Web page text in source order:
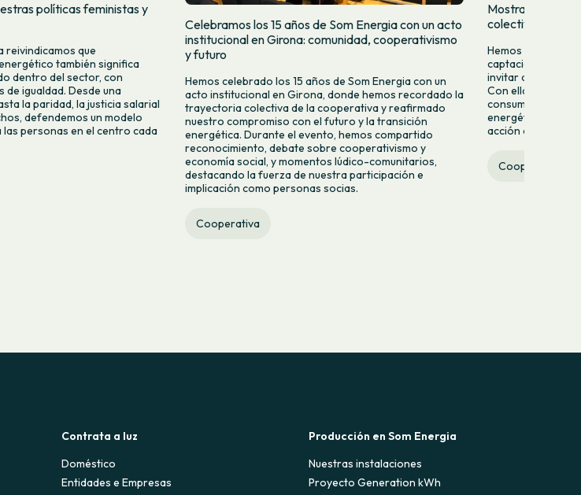
políticas feministas y
reivindicamos que
también significa
dentro del sector, con
de igualdad. Desde una
la paridad, la justicia salarial
defendemos un modelo
personas en el centro cada
Celebramos los 15 años de Som Energia con un acto
institucional en Girona: comunidad, cooperativismo
y futuro
Hemos celebrado los 15 años de Som Energia con un
acto institucional en Girona, donde hemos recordado la
trayectoria colectiva de la cooperativa y reafirmado
nuestro compromiso con el futuro y la transición
energética. Durante el evento, hemos compartido
reconocimiento, debate sobre cooperativismo y
economía social, y momentos lúdico-comunitarios,
destacando la fuerza de nuestra participación e
implicación como personas socias.
Cooperativa
Mostramos
colectivamente
Hemos lanzado
captación para
invitar a más
Con ella
consumir energía
energético desde
acción colectiva.
Cooperativa
Contrata a luz
Doméstico
Entidades e Empresas
Producción en Som Energia
Nuestras instalaciones
Proyecto Generation kWh